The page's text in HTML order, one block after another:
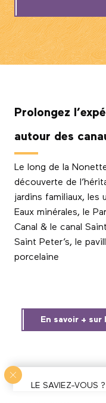
Prolongez
autour des
Le long de la
découverte de
jardins familiaux, les
Eaux minérales, le
Canal & le canal
Saint Peter’s, le
porcelaine
En savoir +
LE SAVIEZ-VOUS ?